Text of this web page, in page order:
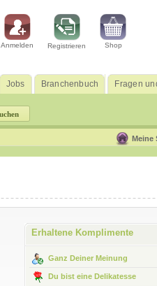
Anmelden Registrieren Shop
Jobs Branchenbuch Fragen
Meine
Erhaltene Komplimente
Ganz Deiner Meinung
Du bist eine Delikatesse